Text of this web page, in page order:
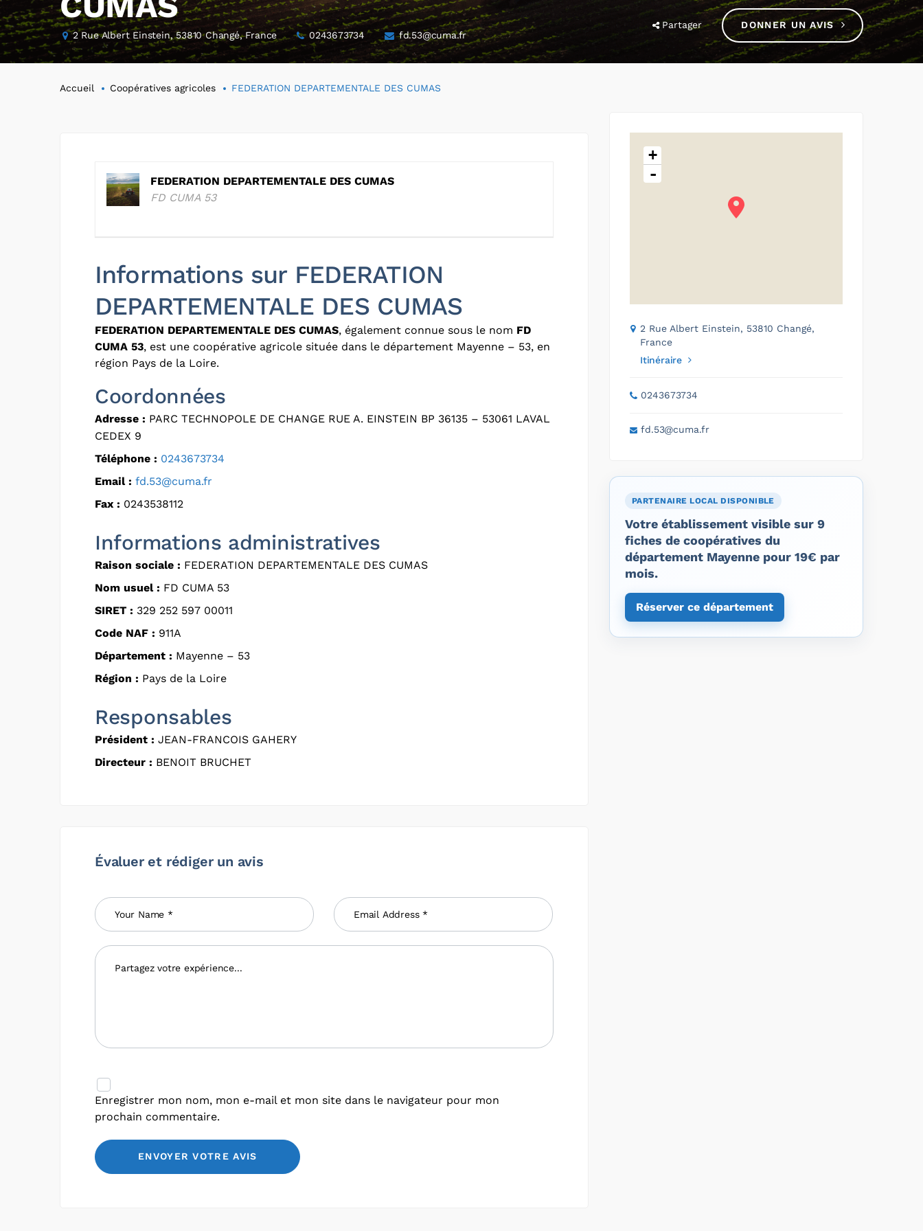
2 Rue Albert Einstein, 53810 Changé, France 0243673734 fd.53@cuma.fr
Partager DONNER UN AVIS
Accueil Coopératives agricoles FEDERATION DEPARTEMENTALE DES CUMAS
FEDERATION DEPARTEMENTALE DES CUMAS
FD CUMA 53
Informations sur FEDERATION
DEPARTEMENTALE DES CUMAS
FEDERATION DEPARTEMENTALE DES CUMAS, également connue sous le nom FD
CUMA 53, est une coopérative agricole située dans le département Mayenne – 53, en
région Pays de la Loire.
Coordonnées
Adresse : PARC TECHNOPOLE DE CHANGE RUE A. EINSTEIN BP 36135 – 53061 LAVAL
CEDEX 9
Téléphone : 0243673734
Email : fd.53@cuma.fr
Fax : 0243538112
Informations administratives
Raison sociale : FEDERATION DEPARTEMENTALE DES CUMAS
Nom usuel : FD CUMA 53
SIRET : 329 252 597 00011
Code NAF : 911A
Département : Mayenne – 53
Région : Pays de la Loire
Responsables
Président : JEAN-FRANCOIS GAHERY
Directeur : BENOIT BRUCHET
Évaluer et rédiger un avis
Enregistrer mon nom, mon e-mail et mon site dans le navigateur pour mon
prochain commentaire.
+
-
2 Rue Albert Einstein, 53810 Changé,
France
Itinéraire
0243673734
fd.53@cuma.fr
PARTENAIRE LOCAL DISPONIBLE
Votre établissement visible sur 9
fiches de coopératives du
département Mayenne pour 19€ par
mois.
Réserver ce département